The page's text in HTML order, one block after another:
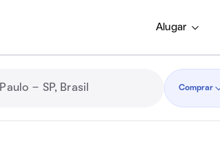
Alugar
Comprar